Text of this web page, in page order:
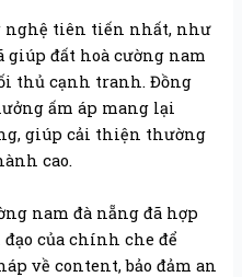
nghệ tiên tiến nhất, như
giúp đất hoà cường nam
thủ cạnh tranh. Đồng
ấm áp mang lại
giúp cải thiện thường
cao.
nam đà nẵng đã hợp
của chính che để
về content, bảo đảm an